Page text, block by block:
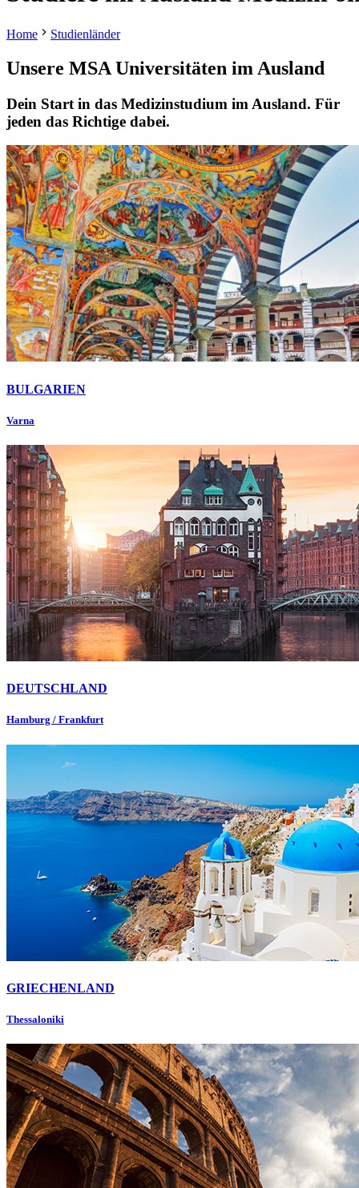
Home Studienländer
Unsere MSA Universitäten im Ausland
Dein Start in das Medizinstudium im Ausland. Für
jeden das Richtige dabei.
BULGARIEN
Varna
DEUTSCHLAND
Hamburg / Frankfurt
GRIECHENLAND
Thessaloniki